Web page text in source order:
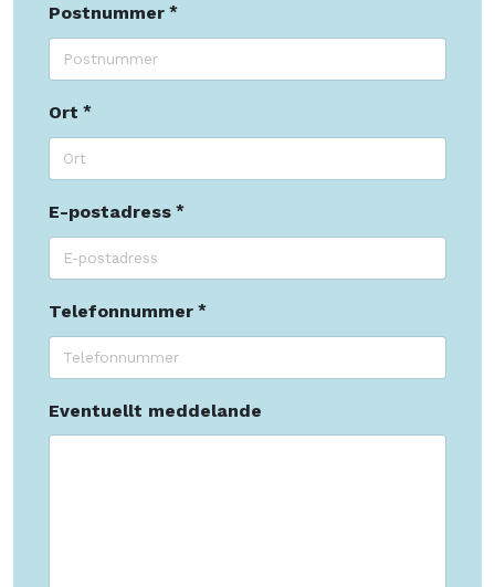
Postnummer
Ort
E-postadress
Telefonnummer
Eventuellt meddelande